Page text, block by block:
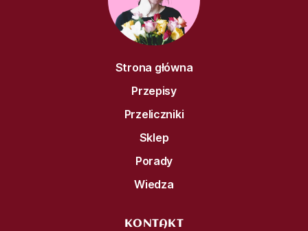
Strona główna
Przepisy
Przeliczniki
Sklep
Porady
Wiedza
KONTAKT